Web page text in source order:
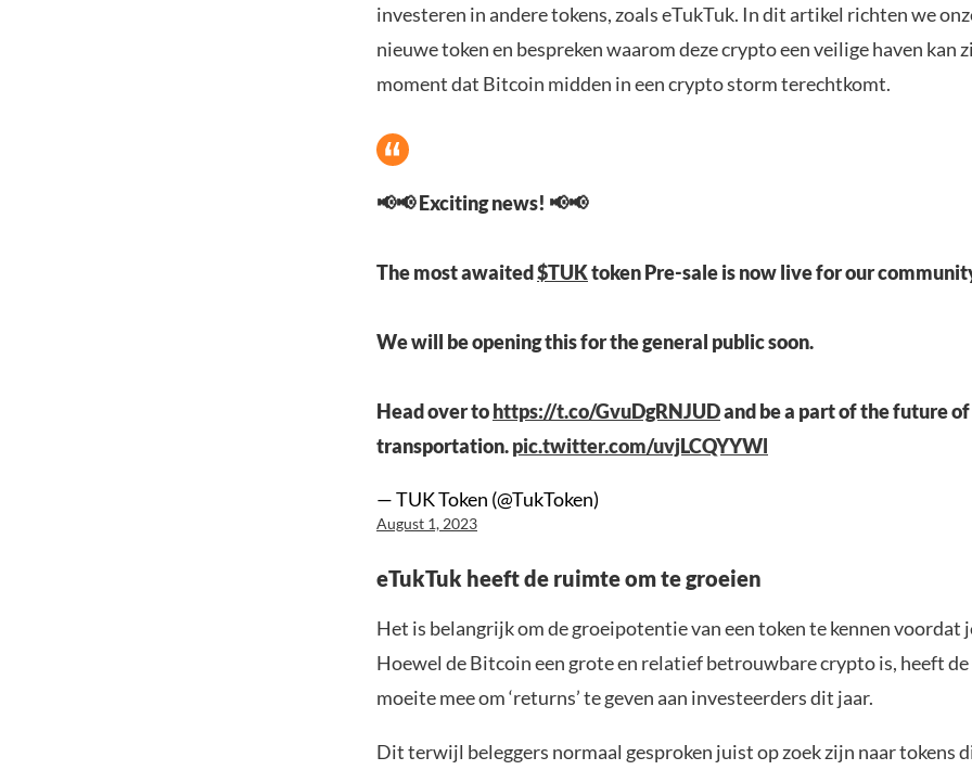
investeren in andere tokens, zoals eTukTuk. In dit artikel richten we
nieuwe token en bespreken waarom deze crypto een veilige haven kan
moment dat Bitcoin midden in een crypto storm terechtkomt.
📢📢 Exciting news! 📢📢
The most awaited$TUKtoken Pre-sale is now live for our
We will be opening this for the general public soon.
Head over tohttps://t.co/GvuDgRNJUDand be a part of the future of
transportation.pic.twitter.com/uvjLCQYYWl
— TUK Token (@TukToken)
August 1, 2023
eTukTuk heeft de ruimte om te groeien
Het is belangrijk om de groeipotentie van een token te kennen voordat
Hoewel de Bitcoin een grote en relatief betrouwbare crypto is, heeft
moeite mee om ‘returns’ te geven aan investeerders dit jaar.
Dit terwijl beleggers normaal gesproken juist op zoek zijn naar tokens